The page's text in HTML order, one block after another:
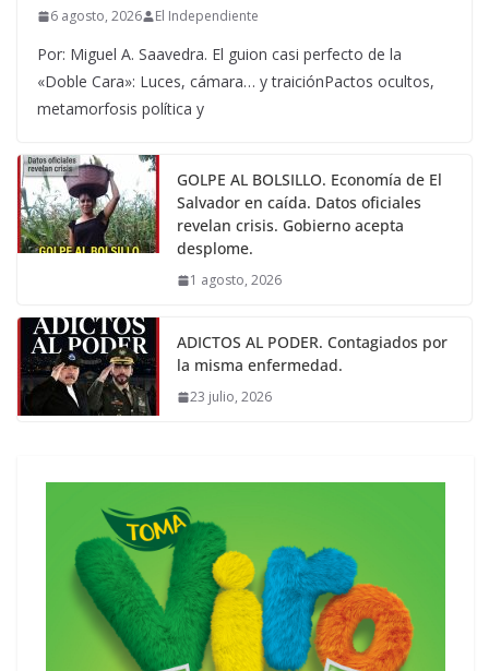
6 agosto, 2026 El Independiente
Por: Miguel A. Saavedra. El guion casi perfecto de la
«Doble Cara»: Luces, cámara… y traiciónPactos ocultos,
metamorfosis política y
GOLPE AL BOLSILLO. Economía de El
Salvador en caída. Datos oficiales
revelan crisis. Gobierno acepta
desplome.
1 agosto, 2026
ADICTOS AL PODER. Contagiados por
la misma enfermedad.
23 julio, 2026